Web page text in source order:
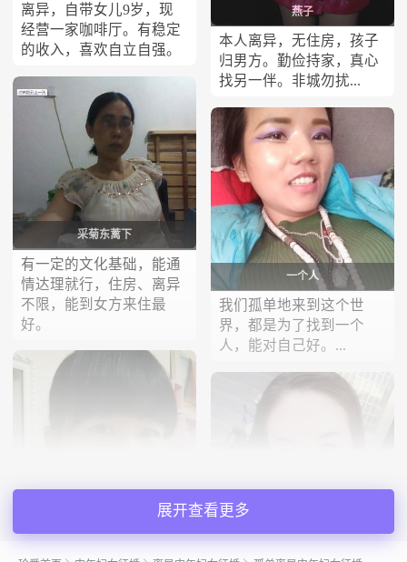
离异，自带女儿9岁，现
经营一家咖啡厅。有稳定
的收入，喜欢自立自强。
采菊东蓠下
有一定的文化基础，能通
情达理就行，住房、离异
不限，能到女方来住最
好。
燕子
本人离异，无住房，孩子
归男方。勤俭持家，真心
找另一伴。非城勿扰...
一个人
我们孤单地来到这个世
界，都是为了找到一个
人，能对自己好。...
夏希
展开查看更多